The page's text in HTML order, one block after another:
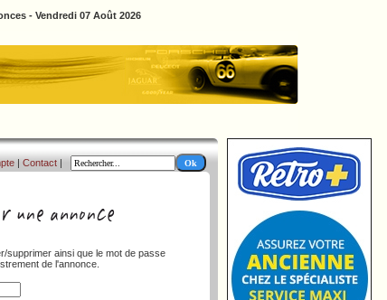
- Vendredi 07 Août 2026
| Contact |
supprimer ainsi que le mot de passe
de l'annonce.